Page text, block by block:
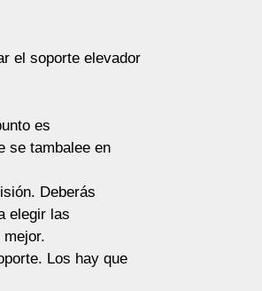
el soporte elevador
es
se tambalee en
Deberás
elegir las
Los hay que